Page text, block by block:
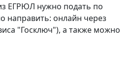
ЕГРЮЛ нужно подать по
направить: онлайн через
"Госключ"), а также можно